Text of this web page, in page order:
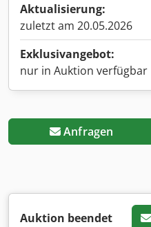
Aktualisierung:
zuletzt am 20.05.2026
Exklusivangebot:
nur in Auktion verfügbar
Anfragen
Auktion beendet